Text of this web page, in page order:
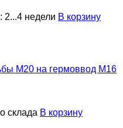
2...4 недели В корзину
М20 на гермоввод М16
склада В корзину